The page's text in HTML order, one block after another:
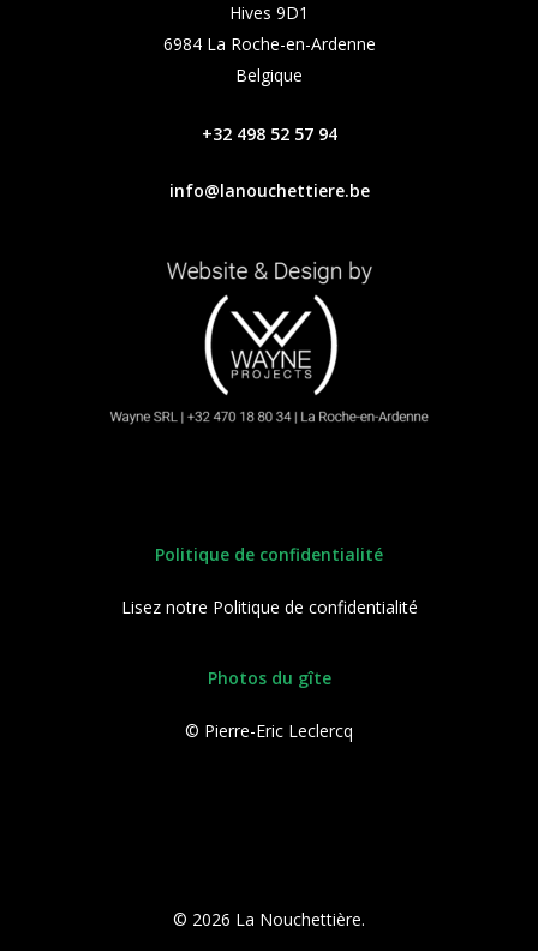
Hives 9D1
6984 La Roche-en-Ardenne
Belgique
+32 498 52 57 94
info@lanouchettiere.be
Politique de confidentialité
Lisez notre Politique de confidentialité
Photos du gîte
© Pierre-Eric Leclercq
© 2026 La Nouchettière.